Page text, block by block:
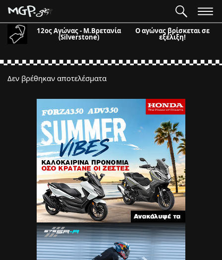
12ος Αγώνας - Μ.Βρετανία
(Silverstone)
Ο αγώνας βρίσκεται σε
εξέλιξη!
Δεν βρέθηκαν αποτελέσματα